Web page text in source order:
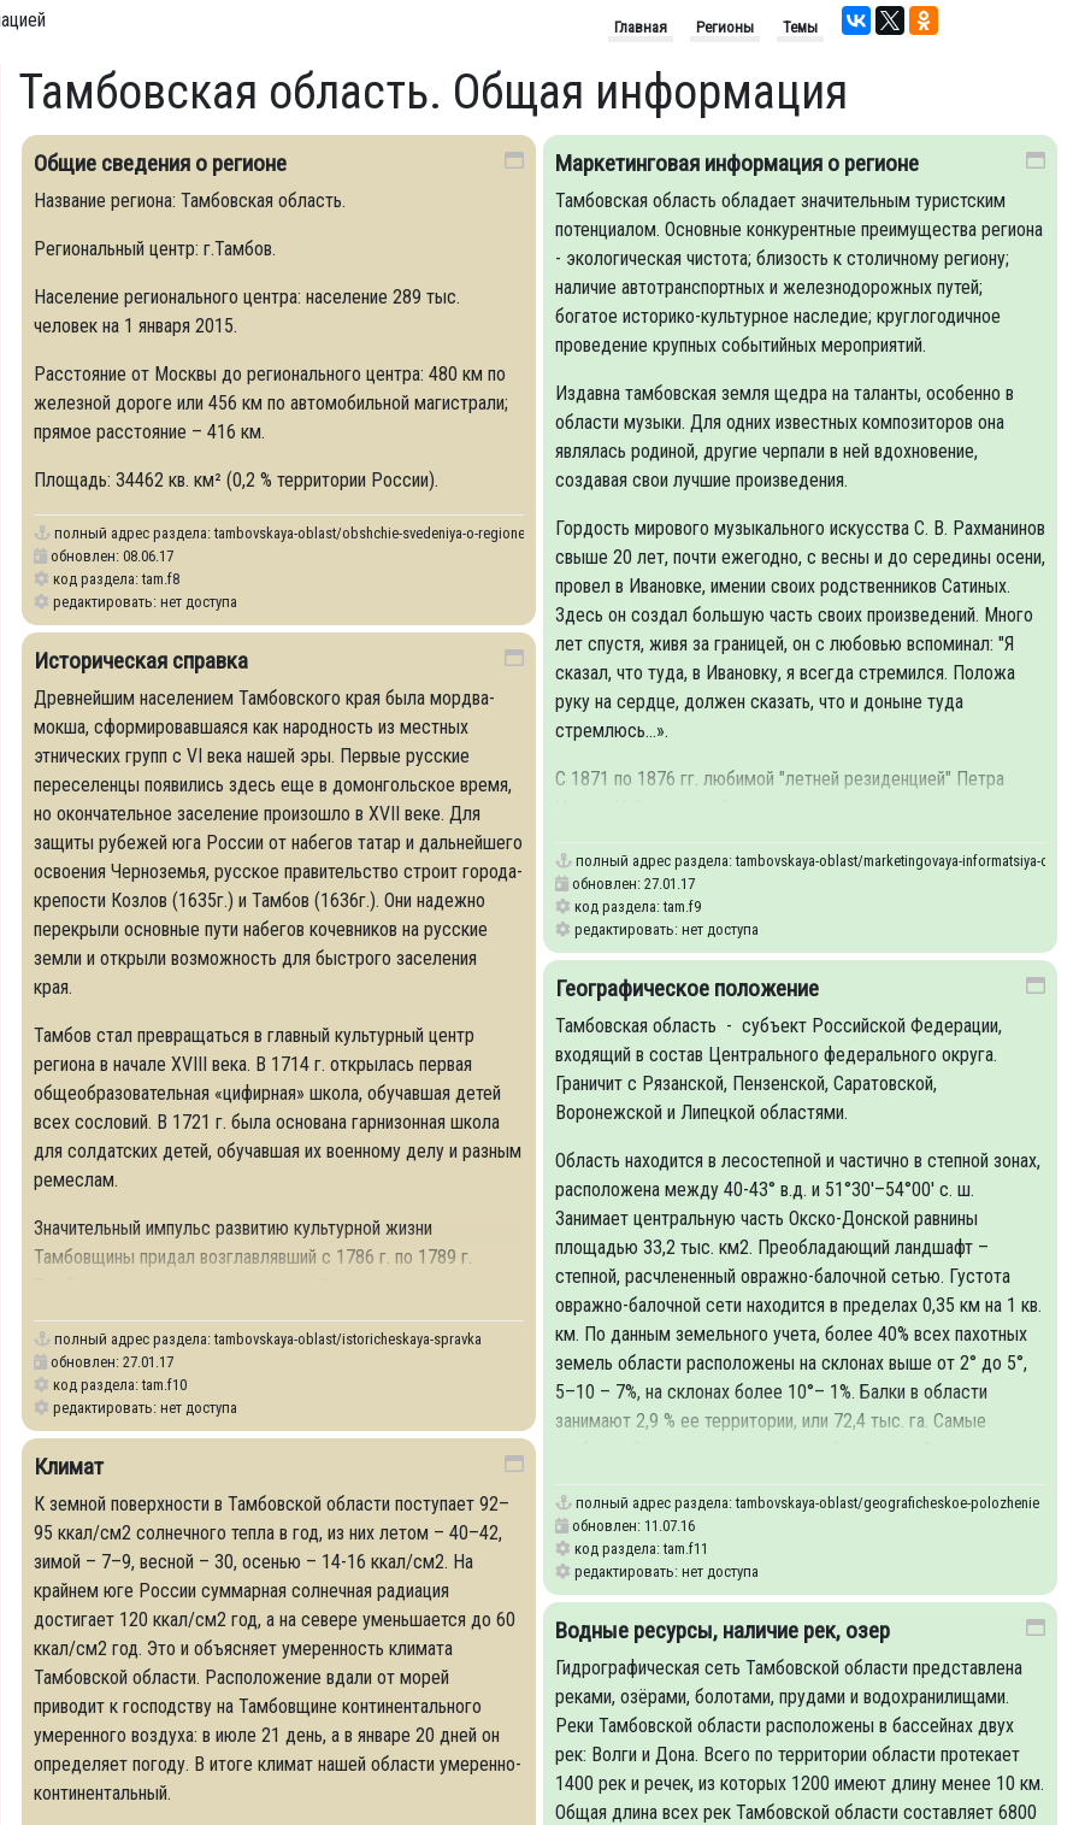
Главная Регионы Темы
Тамбовская область. Общая информация
Общие сведения о регионе
Название региона: Тамбовская область.
Региональный центр: г.Тамбов.
Население регионального центра: население 289 тыс.
человек на 1 января 2015.
Расстояние от Москвы до регионального центра: 480 км по
железной дороге или 456 км по автомобильной магистрали;
прямое расстояние – 416 км.
Площадь: 34462 кв. км² (0,2 % территории России).
полный адрес раздела:tambovskaya-oblast/obshchie-svedeniya-o-regione
обновлен: 08.06.17
код раздела: tam.f8
редактировать: нет доступа
Маркетинговая информация о регионе
Тамбовская область обладает значительным туристским
потенциалом. Основные конкурентные преимущества региона
- экологическая чистота; близость к столичному региону;
наличие автотранспортных и железнодорожных путей;
богатое историко-культурное наследие; круглогодичное
проведение крупных событийных мероприятий.
Издавна тамбовская земля щедра на таланты, особенно в
области музыки. Для одних известных композиторов она
являлась родиной, другие черпали в ней вдохновение,
создавая свои лучшие произведения.
Гордость мирового музыкального искусства С. В. Рахманинов
свыше 20 лет, почти ежегодно, с весны и до середины осени,
провел в Ивановке, имении своих родственников Сатиных.
Здесь он создал большую часть своих произведений. Много
лет спустя, живя за границей, он с любовью вспоминал: "Я
сказал, что туда, в Ивановку, я всегда стремился. Положа
руку на сердце, должен сказать, что и доныне туда
стремлюсь...».
С 1871 по 1876 гг. любимой "летней резиденцией" Петра
полный адрес раздела:tambovskaya-oblast/marketingovaya-informatsiya-o-
обновлен: 27.01.17
код раздела: tam.f9
редактировать: нет доступа
Историческая справка
Древнейшим населением Тамбовского края была мордва-
мокша, сформировавшаяся как народность из местных
этнических групп с VI века нашей эры. Первые русские
переселенцы появились здесь еще в домонгольское время,
но окончательное заселение произошло в ХVII веке. Для
защиты рубежей юга России от набегов татар и дальнейшего
освоения Черноземья, русское правительство строит города-
крепости Козлов (1635г.) и Тамбов (1636г.). Они надежно
перекрыли основные пути набегов кочевников на русские
земли и открыли возможность для быстрого заселения
края.
Тамбов стал превращаться в главный культурный центр
региона в начале XVIII века. В 1714 г. открылась первая
общеобразовательная «цифирная» школа, обучавшая детей
всех сословий. В 1721 г. была основана гарнизонная школа
для солдатских детей, обучавшая их военному делу и разным
ремеслам.
Значительный импульс развитию культурной жизни
Тамбовщины придал возглавлявший с 1786 г. по 1789 г.
полный адрес раздела:tambovskaya-oblast/istoricheskaya-spravka
обновлен: 27.01.17
код раздела: tam.f10
редактировать: нет доступа
Географическое положение
Тамбовская область - субъект Российской Федерации,
входящий в состав Центрального федерального округа.
Граничит с Рязанской, Пензенской, Саратовской,
Воронежской и Липецкой областями.
Область находится в лесостепной и частично в степной зонах,
расположена между 40-43° в.д. и 51°30′–54°00′ с. ш.
Занимает центральную часть Окско-Донской равнины
площадью 33,2 тыс. км2. Преобладающий ландшафт –
степной, расчлененный овражно-балочной сетью. Густота
овражно-балочной сети находится в пределах 0,35 км на 1 кв.
км. По данным земельного учета, более 40% всех пахотных
земель области расположены на склонах выше от 2° до 5°,
5–10 – 7%, на склонах более 10°– 1%. Балки в области
занимают 2,9 % ее территории, или 72,4 тыс. га. Самые
полный адрес раздела:tambovskaya-oblast/geograficheskoe-polozhenie
обновлен: 11.07.16
код раздела: tam.f11
редактировать: нет доступа
Климат
К земной поверхности в Тамбовской области поступает 92–
95 ккал/см2 солнечного тепла в год, из них летом – 40–42,
зимой – 7–9, весной – 30, осенью – 14-16 ккал/см2. На
крайнем юге России суммарная солнечная радиация
достигает 120 ккал/см2 год, а на севере уменьшается до 60
ккал/см2 год. Это и объясняет умеренность климата
Тамбовской области. Расположение вдали от морей
приводит к господству на Тамбовщине континентального
умеренного воздуха: в июле 21 день, а в январе 20 дней он
определяет погоду. В итоге климат нашей области умеренно-
континентальный.
Водные ресурсы, наличие рек, озер
Гидрографическая сеть Тамбовской области представлена
реками, озёрами, болотами, прудами и водохранилищами.
Реки Тамбовской области расположены в бассейнах двух
рек: Волги и Дона. Всего по территории области протекает
1400 рек и речек, из которых 1200 имеют длину менее 10 км.
Общая длина всех рек Тамбовской области составляет 6800